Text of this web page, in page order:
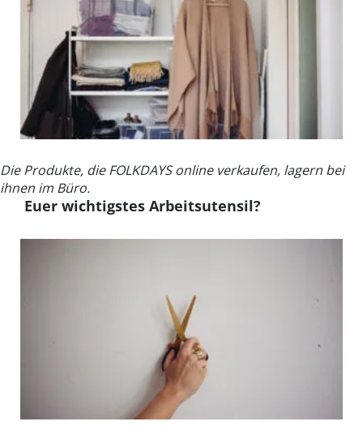
Die Produkte, die FOLKDAYS online verkaufen, lagern bei
ihnen im Büro.
Euer wichtigstes Arbeitsutensil?